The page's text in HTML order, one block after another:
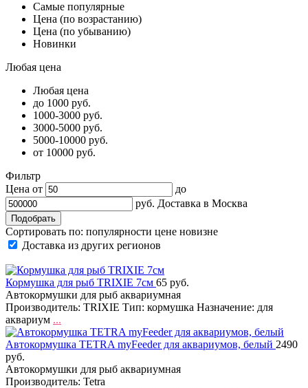
Самые популярные
Цена (по возрастанию)
Цена (по убыванию)
Новинки
Любая цена
Любая цена
до 1000 руб.
1000-3000 руб.
3000-5000 руб.
5000-10000 руб.
от 10000 руб.
Фильтр
Цена от
до
руб. Доставка в Москва
Сортировать по: популярности цене новизне
Доставка из других регионов
Кормушка для рыб TRIXIE 7см 65 руб.
Автокормушки для рыб аквариумная
Производитель: TRIXIE Тип: кормушка Назначение: для
аквариум ...
Автокормушка TETRA myFeeder для аквариумов, белый 2490
руб.
Автокормушки для рыб аквариумная
Производитель: Tetra